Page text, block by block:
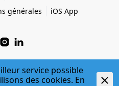
générales
iOS App
+ Co. AG
service possible
des cookies. En